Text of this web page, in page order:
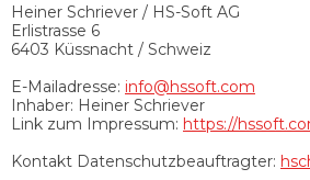
Heiner Schriever / HS-Soft AG
Erlistrasse 6
6403 Küssnacht / Schweiz
E-Mailadresse: info@hssoft.com
Inhaber: Heiner Schriever
Link zum Impressum: https://
Kontakt Datenschutzbeauftragter: